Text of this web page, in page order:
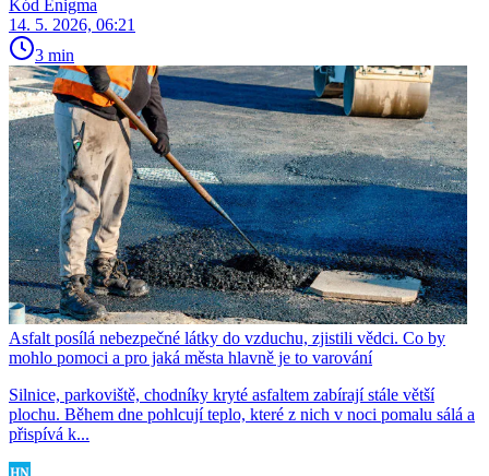
Kód Enigma
14. 5. 2026, 06:21
3 min
Asfalt posílá nebezpečné látky do vzduchu, zjistili vědci. Co by
mohlo pomoci a pro jaká města hlavně je to varování
Silnice, parkoviště, chodníky kryté asfaltem zabírají stále větší
plochu. Během dne pohlcují teplo, které z nich v noci pomalu sálá a
přispívá k...